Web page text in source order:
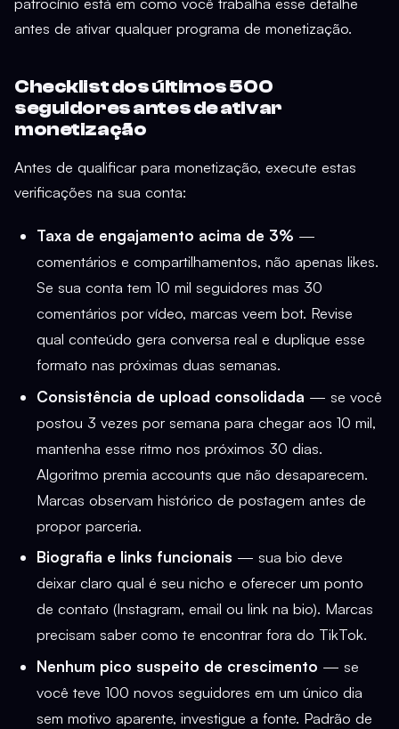
antes de ativar qualquer programa de monetização.
Checklist dos últimos 500
seguidores antes de ativar
monetização
Antes de qualificar para monetização, execute estas
verificações na sua conta:
Taxa de engajamento acima de 3% —
comentários e compartilhamentos, não apenas likes.
Se sua conta tem 10 mil seguidores mas 30
comentários por vídeo, marcas veem bot. Revise
qual conteúdo gera conversa real e duplique esse
formato nas próximas duas semanas.
Consistência de upload consolidada — se você
postou 3 vezes por semana para chegar aos 10 mil,
mantenha esse ritmo nos próximos 30 dias.
Algoritmo premia accounts que não desaparecem.
Marcas observam histórico de postagem antes de
propor parceria.
Biografia e links funcionais — sua bio deve
deixar claro qual é seu nicho e oferecer um ponto
de contato (Instagram, email ou link na bio). Marcas
precisam saber como te encontrar fora do TikTok.
Nenhum pico suspeito de crescimento — se
você teve 100 novos seguidores em um único dia
sem motivo aparente, investigue a fonte. Padrão de